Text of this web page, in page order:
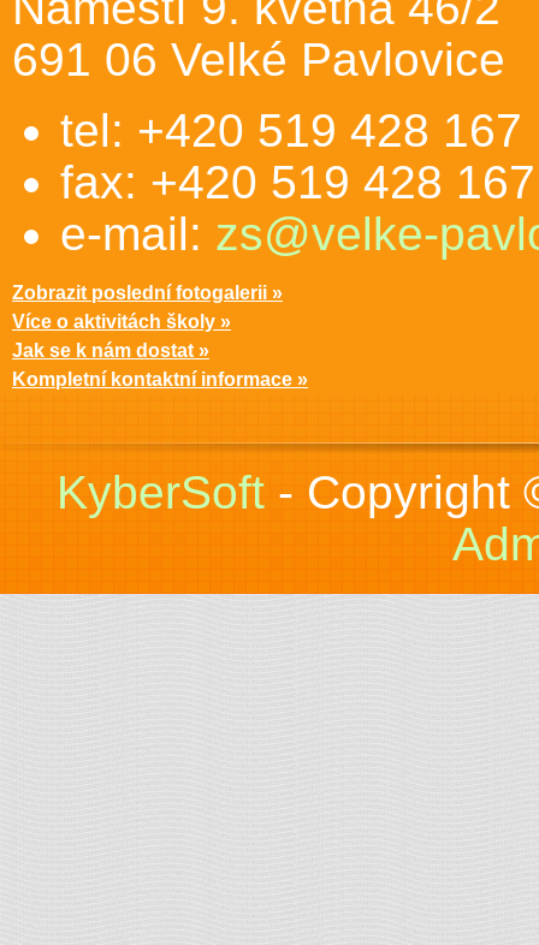
691 06 Velké Pavlovice
tel: +420 519 428 167
fax: +420 519 428 167
e-mail: zs@velke-
Zobrazit poslední fotogalerii »
Více o aktivitách školy »
Jak se k nám dostat »
Kompletní kontaktní informace »
KyberSoft- Copyright